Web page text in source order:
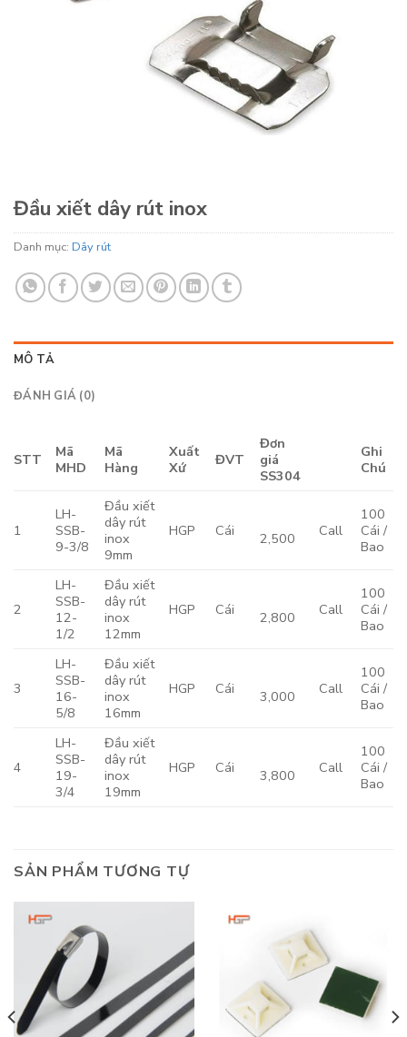
Đầu xiết dây rút inox
Danh mục: Dây rút
MÔ TẢ
ĐÁNH GIÁ (0)
STT
Mã
MHD
Mã
Hàng
Xuất
Xứ
ĐVT
Đơn
giá
SS304
Ghi
Chú
1
LH-
SSB-
9-3/8
Đầu xiết
dây rút
inox
9mm
HGP Cái 2,500 Call
100
Cái /
Bao
2
LH-
SSB-
12-
1/2
Đầu xiết
dây rút
inox
12mm
HGP Cái 2,800 Call
100
Cái /
Bao
3
LH-
SSB-
16-
5/8
Đầu xiết
dây rút
inox
16mm
HGP Cái 3,000 Call
100
Cái /
Bao
4
LH-
SSB-
19-
3/4
Đầu xiết
dây rút
inox
19mm
HGP Cái 3,800 Call
100
Cái /
Bao
SẢN PHẨM TƯƠNG TỰ